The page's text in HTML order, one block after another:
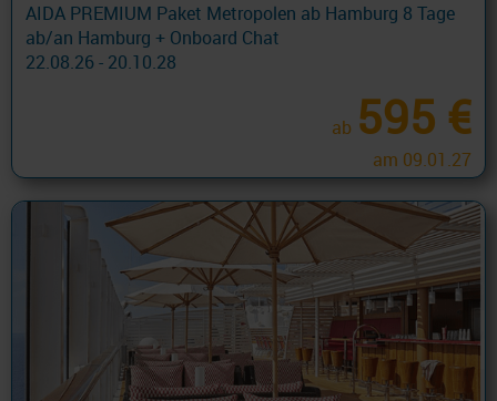
AIDA PREMIUM Paket Metropolen ab Hamburg 8 Tage
ab/an Hamburg + Onboard Chat
22.08.26 - 20.10.28
ab 595 €
am 09.01.27